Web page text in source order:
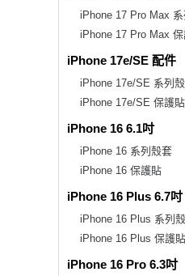
iPhone 17 Pro Max
iPhone 17 Pro Max
iPhone 17e/SE 配件
iPhone 17e/SE 系列
iPhone 17e/SE 保護貼
iPhone 16 6.1吋
iPhone 16 系列殼套
iPhone 16 保護貼
iPhone 16 Plus 6.7吋
iPhone 16 Plus 系列
iPhone 16 Plus 保護貼
iPhone 16 Pro 6.3吋